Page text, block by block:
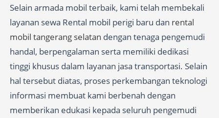
Selain armada mobil terbaik, kami telah membekali
layanan sewa Rental mobil perigi baru dan rental
mobil tangerang selatan dengan tenaga pengemudi
handal, berpengalaman serta memiliki dedikasi
tinggi khusus dalam layanan jasa transportasi. Selain
hal tersebut diatas, proses perkembangan teknologi
informasi membuat kami berbenah dengan
memberikan edukasi kepada seluruh pengemudi